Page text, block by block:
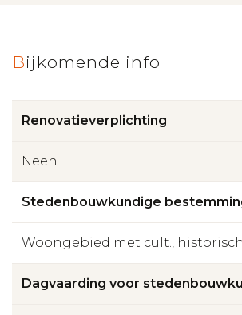
Bijkomende info
Renovatieverplichting
Neen
Stedenbouwkundige
Woongebied met cult.,
Dagvaarding voor